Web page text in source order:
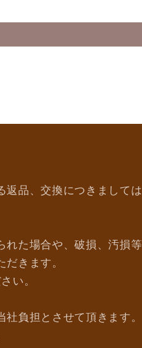
返品、交換につきまして
れた場合や、破損、汚損
きます。
い。
負担とさせて頂きます。